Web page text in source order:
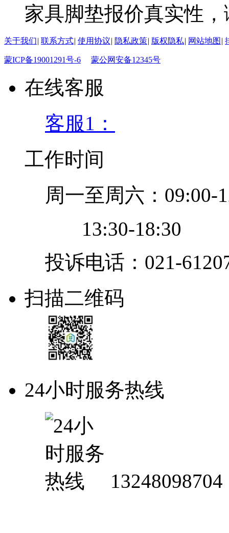
家具脚垫报价真实性
关于我们| 联系方式| 使用协议| 隐私政策| 版权隐私| 网站地图 |
蒙ICP备19001291号-6 蒙公网安备12345号
在线客服
客服1：
工作时间
周一至周六：09:00-
13:30-18:30
投诉电话：021-
扫描二维码
24小时服务热线
13248098704